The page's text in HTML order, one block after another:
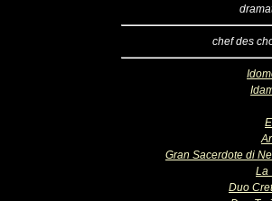
chef des
Gran Sacerdote di
La
Duo